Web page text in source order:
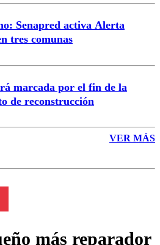
Senapred activa Alerta
tres comunas
marcada por el fin de la
de reconstrucción
VER MÁS
más reparador